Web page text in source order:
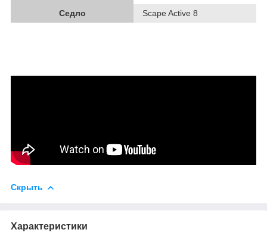
Седло
Scape Active 8
Скрыть
Характеристики